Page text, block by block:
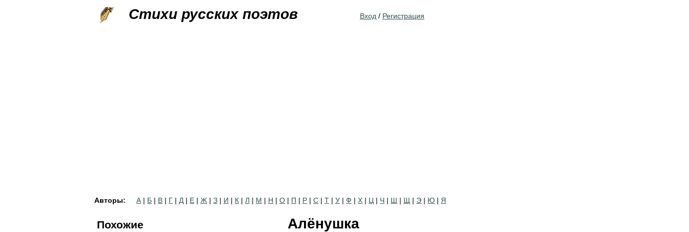
Стихи русских поэтов Вход / Регистрация
Авторы: А | Б | В | Г | Д | Е | Ж | З | И | К | Л | М | Н | О | П | Р | С | Т | У | Ф | Х | Ц | Ч | Ш | Щ | Э | Ю | Я
Алёнушка
Похожие